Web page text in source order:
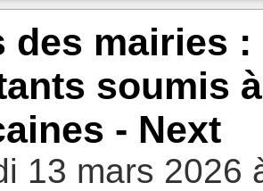
des mairies
soumis
- Next
13 mars 2026